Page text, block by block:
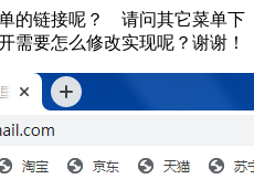
的链接呢？ 请问其它菜单下
需要怎么修改实现呢？谢谢！